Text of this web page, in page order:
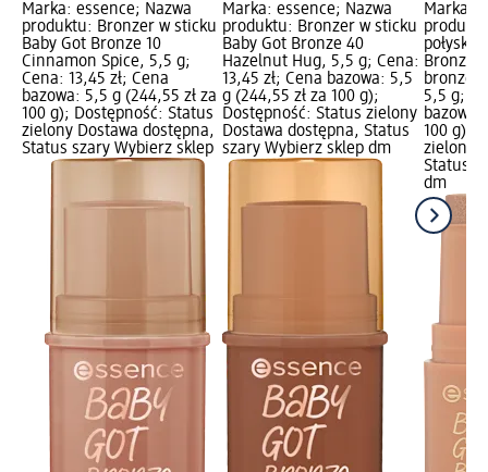
Marka: essence; Nazwa
produktu: Bronzer w sticku
Baby Got Bronze 10
Cinnamon Spice, 5,5 g;
Cena: 13,45 zł; Cena
bazowa: 5,5 g (244,55 zł za
100 g); Dostępność: Status
zielony Dostawa dostępna,
Status szary Wybierz sklep
Marka: essence; Nazwa
produktu: Bronzer w sticku
Baby Got Bronze 40
Hazelnut Hug, 5,5 g; Cena:
13,45 zł; Cena bazowa: 5,5
g (244,55 zł za 100 g);
Dostępność: Status zielony
Dostawa dostępna, Status
szary Wybierz sklep dm
Marka:
Bronze
bronzer
5,5 g;
bazowa:
100 g);
zielony
Status
dm